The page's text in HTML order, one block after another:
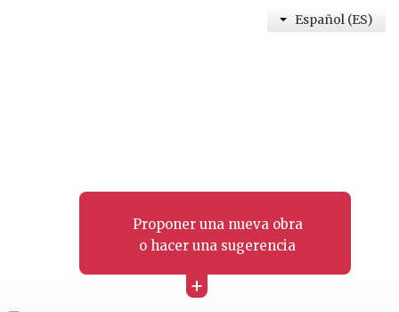
Proponer una nueva obra
o hacer una sugerencia
+
Español (ES)